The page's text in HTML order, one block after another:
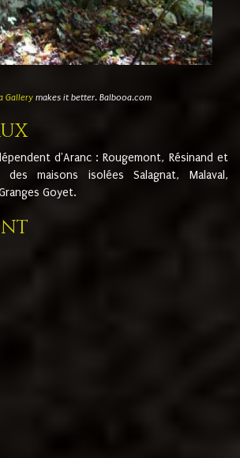
Gallerymakes it better. Balbooa.com
d'Aranc : Rougemont, Résinand et
maisons isolées Salagnat, Malaval,
Goyet.